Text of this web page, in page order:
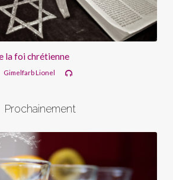
la foi chrétienne
Gimelfarb Lionel
Prochainement